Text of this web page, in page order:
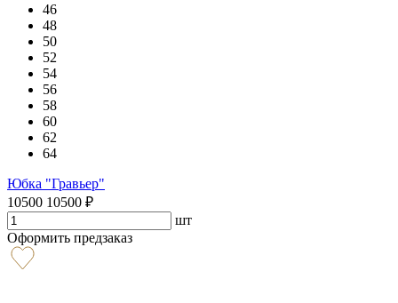
46
48
50
52
54
56
58
60
62
64
Юбка "Гравьер"
10500 10500 ₽
шт
Оформить предзаказ